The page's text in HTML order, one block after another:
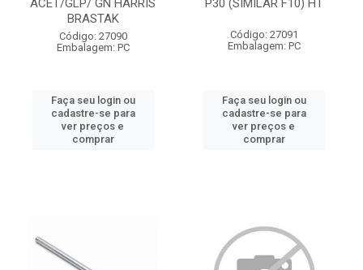
ACET/GLP/ GN HARRIS
BRASTAK
Código: 27090
Embalagem: PC
Faça seu login ou
cadastre-se para
ver preços e
comprar
P30 (SIMILAR F10) HT
Código: 27091
Embalagem: PC
Faça seu login ou
cadastre-se para
ver preços e
comprar